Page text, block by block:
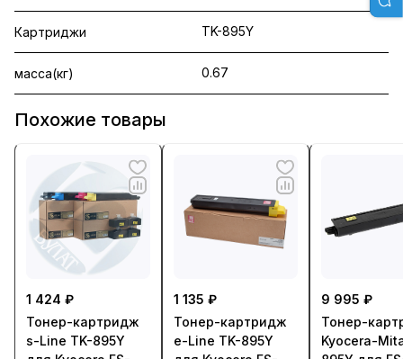
Картриджи TK-895Y
масса(кг) 0.67
Похожие товары
1 424 ₽
Тонер-картридж
s-Line TK-895Y
1 135 ₽
Тонер-картридж
e-Line TK-895Y
9 995 ₽
Тонер-
Kyocera-